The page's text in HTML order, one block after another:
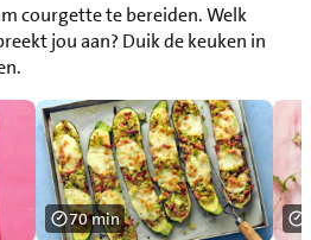
courgette te bereiden. Welk
jou aan? Duik de keuken in
70 min